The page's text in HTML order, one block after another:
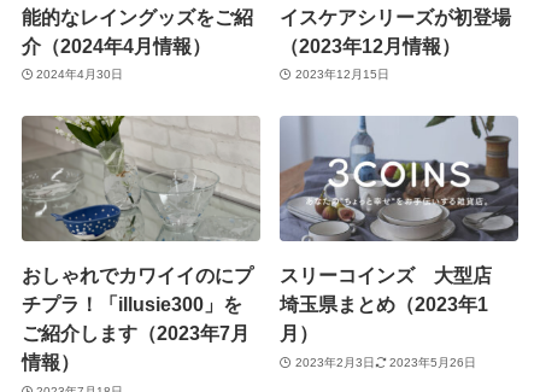
能的なレイングッズをご紹
介（2024年4月情報）
2024年4月30日
イスケアシリーズが初登場
（2023年12月情報）
2023年12月15日
おしゃれでカワイイのにプ
チプラ！「illusie300」を
ご紹介します（2023年7月
情報）
スリーコインズ 大型店
埼玉県まとめ（2023年1
月）
2023年2月3日 2023年5月26日